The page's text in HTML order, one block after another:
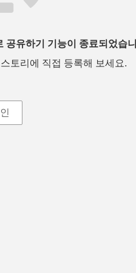
유하기 기능이 종료되었습
토리에 직접 등록해 보세요.